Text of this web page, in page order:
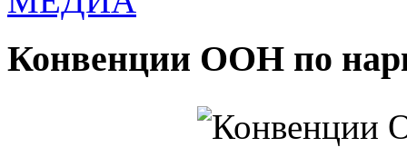
Конвенции ООН по